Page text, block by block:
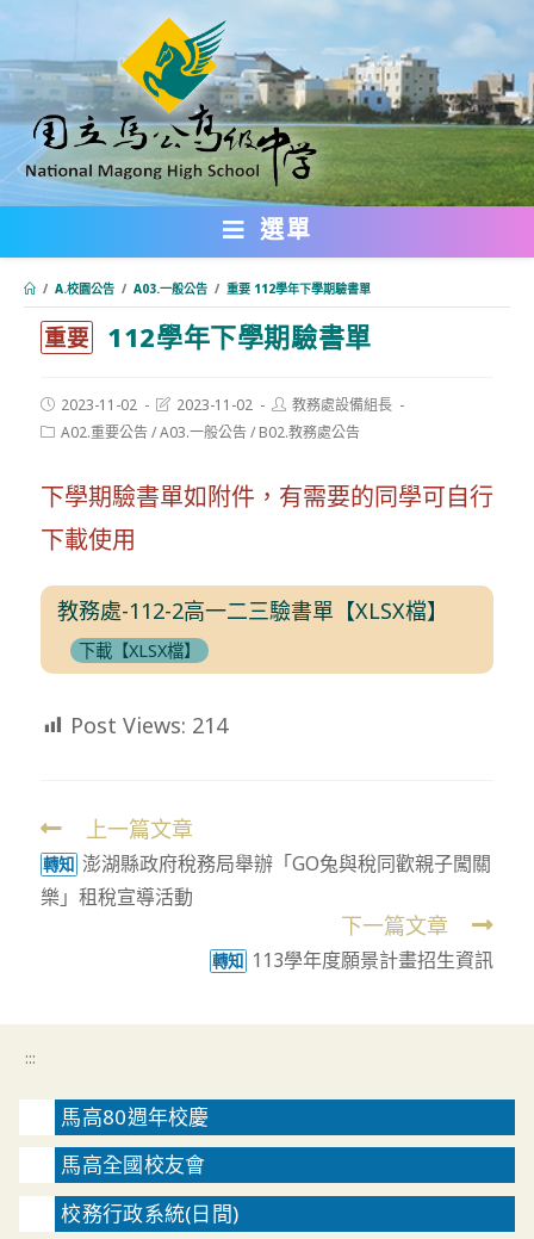
轉
主
要
內
選單
/ A.校園公告 / A03.一般公告 / 重要 112學年下學期驗書單
重要 112學年下學期驗書單
Post
published:
2023-11-02
Post
modified:
2023-11-02
Post
author:
教務處設備組長
PostA02.重要公告/A03.一般公告/ B02.教務處公告
下學期驗書單如附件，有需要的同學可自行
下載使用
教務處-112-2高一二三驗書單【XLSX檔】
下載【XLSX檔】
Post Views: 214
Read
more
articles
上一篇文章
轉知 澎湖縣政府稅務局舉辦「GO兔與稅同歡親子闖關
樂」租稅宣導活動
下一篇文章
轉知 113學年度願景計畫招生資訊
:::
馬高80週年校慶
馬高全國校友會
校務行政系統(日間)